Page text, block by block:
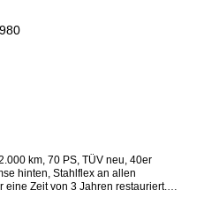
km, 70 PS, TÜV neu, 40er
hinten, Stahlflex an allen